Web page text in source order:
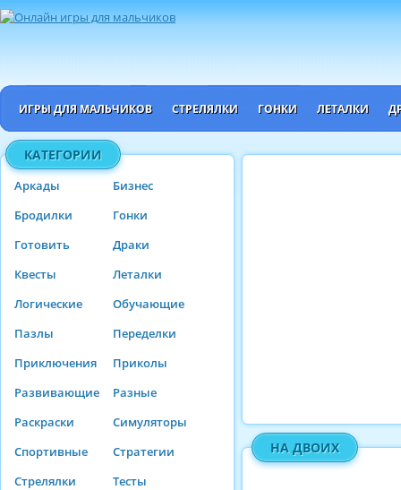
ИГРЫ ДЛЯ МАЛЬЧИКОВ СТРЕЛЯЛКИ ГОНКИ ЛЕТАЛКИ
КАТЕГОРИИ
Аркады
Бизнес
Бродилки
Гонки
Готовить
Драки
Квесты
Леталки
Логические
Обучающие
Пазлы
Переделки
Приключения
Приколы
Развивающие
Разные
Раскраски
Симуляторы
Спортивные
Стратегии
Стрелялки
Тесты
НА ДВОИХ